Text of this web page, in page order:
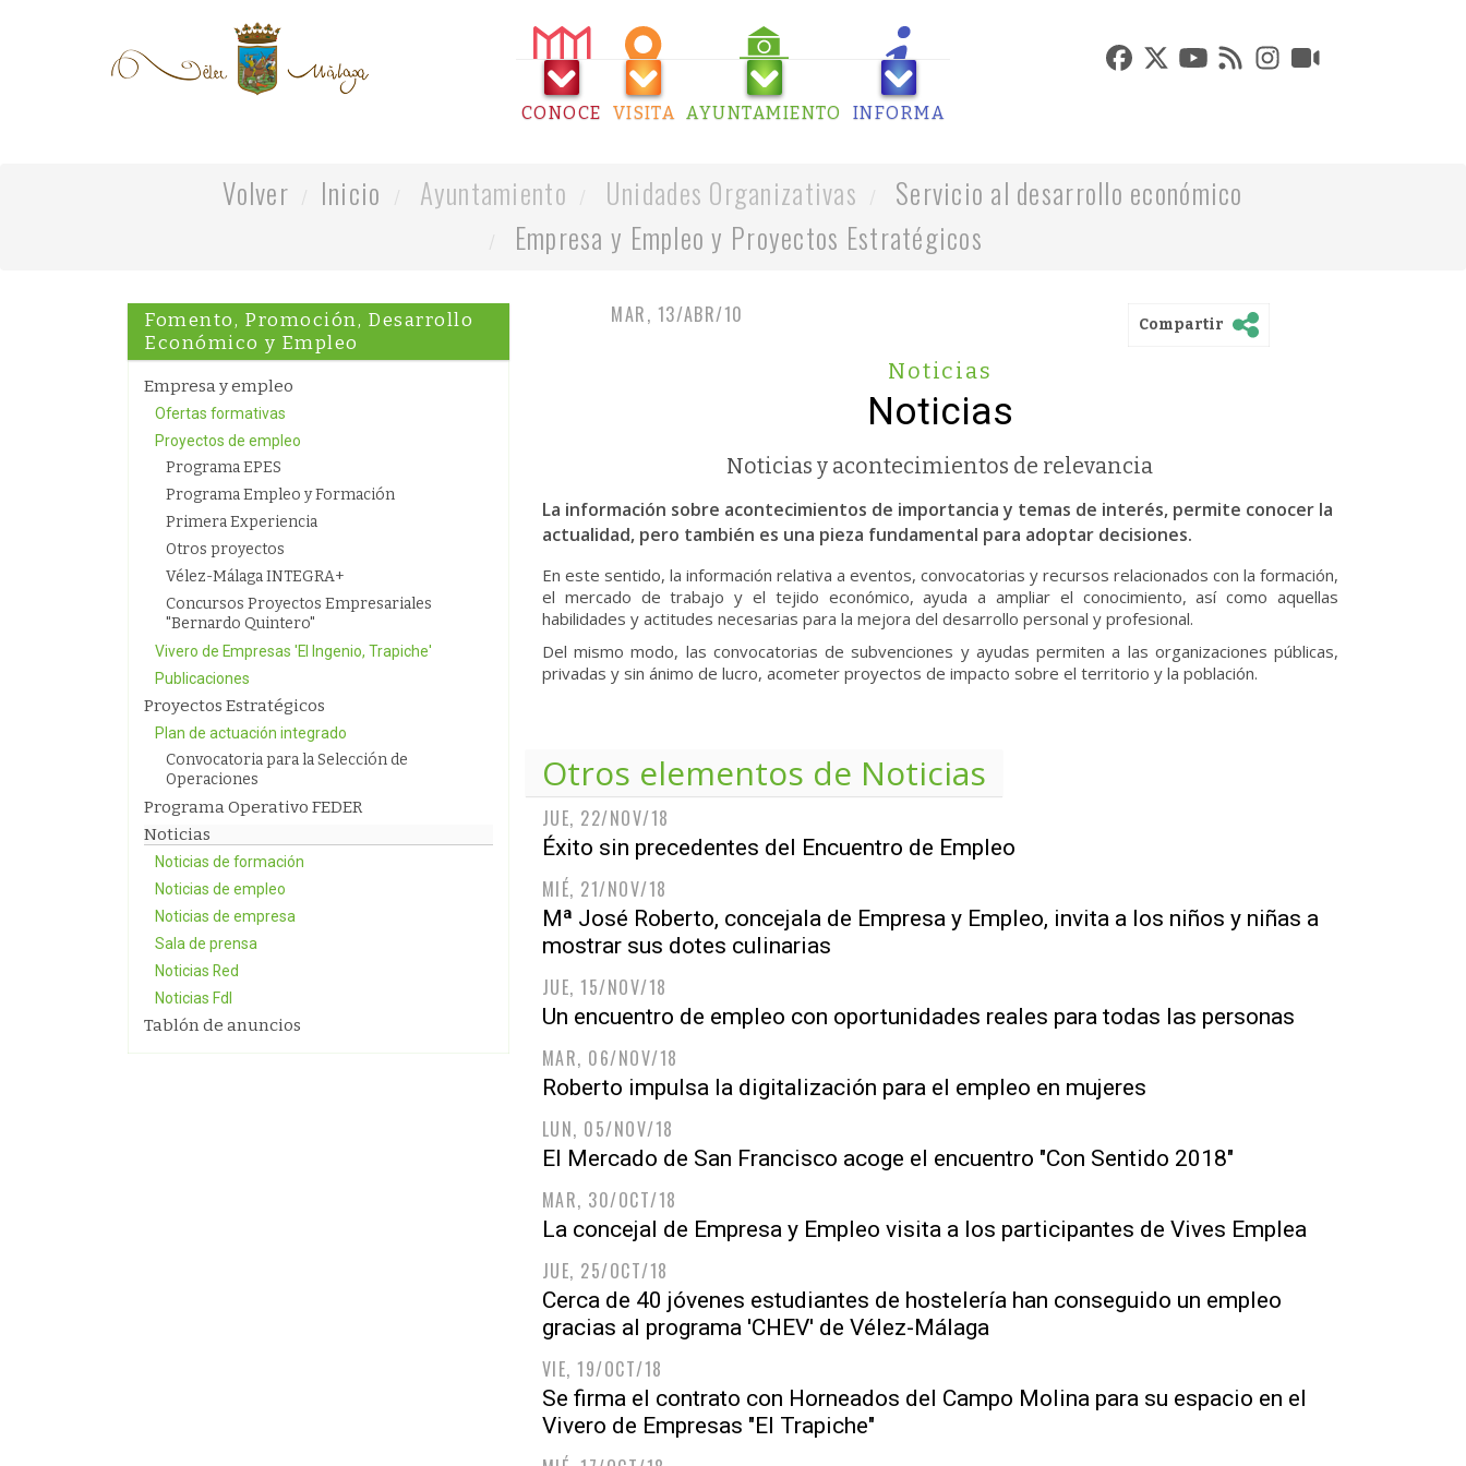
CONOCE VISITA AYUNTAMIENTO INFORMA
Volver Inicio Ayuntamiento Unidades Organizativas
Servicio al desarrollo económico
Empresa y Empleo y Proyectos Estratégicos
Fomento, Promoción, Desarrollo
Económico y Empleo
Empresa y empleo
Ofertas formativas
Proyectos de empleo
Programa EPES
Programa Empleo y Formación
Primera Experiencia
Otros proyectos
Vélez-Málaga INTEGRA+
Concursos Proyectos Empresariales
"Bernardo Quintero"
Vivero de Empresas 'El Ingenio, Trapiche'
Publicaciones
Proyectos Estratégicos
Plan de actuación integrado
Convocatoria para la Selección de
Operaciones
Programa Operativo FEDER
Noticias
Noticias de formación
Noticias de empleo
Noticias de empresa
Sala de prensa
Noticias Red
Noticias FdI
Tablón de anuncios
MAR, 13/ABR/10 Compartir
Noticias
Noticias
Noticias y acontecimientos de relevancia
La información sobre acontecimientos de importancia y temas de interés, permite conocer la
actualidad, pero también es una pieza fundamental para adoptar decisiones.
En este sentido, la información relativa a eventos, convocatorias y recursos relacionados con la formación,
el mercado de trabajo y el tejido económico, ayuda a ampliar el conocimiento, así como aquellas
habilidades y actitudes necesarias para la mejora del desarrollo personal y profesional.
Del mismo modo, las convocatorias de subvenciones y ayudas permiten a las organizaciones públicas,
privadas y sin ánimo de lucro, acometer proyectos de impacto sobre el territorio y la población.
Otros elementos de Noticias
JUE, 22/NOV/18
Éxito sin precedentes del Encuentro de Empleo
MIÉ, 21/NOV/18
Mª José Roberto, concejala de Empresa y Empleo, invita a los niños y niñas a
mostrar sus dotes culinarias
JUE, 15/NOV/18
Un encuentro de empleo con oportunidades reales para todas las personas
MAR, 06/NOV/18
Roberto impulsa la digitalización para el empleo en mujeres
LUN, 05/NOV/18
El Mercado de San Francisco acoge el encuentro "Con Sentido 2018"
MAR, 30/OCT/18
La concejal de Empresa y Empleo visita a los participantes de Vives Emplea
JUE, 25/OCT/18
Cerca de 40 jóvenes estudiantes de hostelería han conseguido un empleo
gracias al programa 'CHEV' de Vélez-Málaga
VIE, 19/OCT/18
Se firma el contrato con Horneados del Campo Molina para su espacio en el
Vivero de Empresas "El Trapiche"